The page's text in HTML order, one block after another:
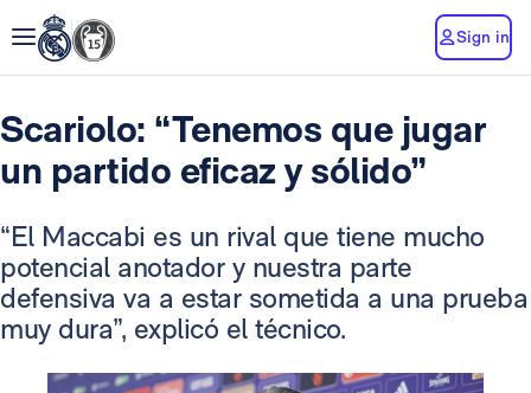
Sign in
Scariolo: “Tenemos que jugar
un partido eficaz y sólido”
“El Maccabi es un rival que tiene mucho
potencial anotador y nuestra parte
defensiva va a estar sometida a una prueba
muy dura”, explicó el técnico.